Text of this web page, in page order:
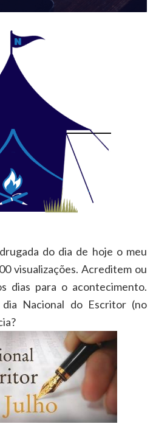
do dia de hoje o meu
visualizações. Acreditem ou
dias para o acontecimento.
Nacional do Escritor (no